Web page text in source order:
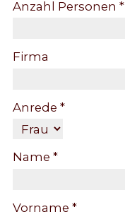
Anzahl Personen *
Firma
Anrede *
Name *
Vorname *